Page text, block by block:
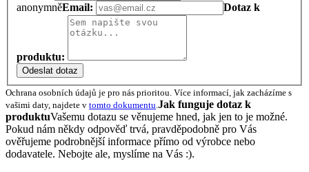
anonymněEmail: Dotaz k
produktu:
Odeslat dotaz
Ochrana osobních údajů je pro nás prioritou. Více informací, jak zacházíme s
vašimi daty, najdete v tomto dokumentu.Jak funguje dotaz k
produktuVašemu dotazu se věnujeme hned, jak jen to je možné.
Pokud nám někdy odpověď trvá, pravděpodobně pro Vás
ověřujeme podrobnější informace přímo od výrobce nebo
dodavatele. Nebojte ale, myslíme na Vás :).